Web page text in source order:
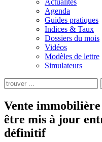
Actualités
Agenda
Guides pratiques
Indices & Taux
Dossiers du mois
Vidéos
Modèles de lettre
Simulateurs
Vente
être mis à jour
définitif